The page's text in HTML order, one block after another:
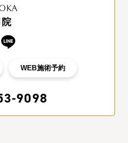
WEB施術予約
9098